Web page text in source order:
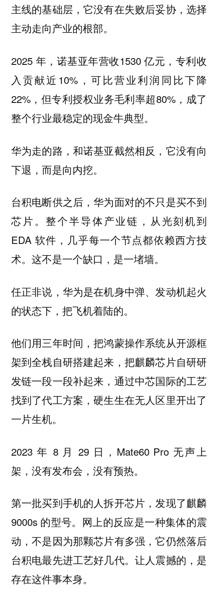
主线的基础层，它没有在失败后妥协，选择
主动走向产业的根部。
2025 年，诺基亚年营收1530 亿元，专利收
入贡献近10%，可比营业利润同比下降
22%，但专利授权业务毛利率超80%，成了
整个行业最稳定的现金牛典型。
华为走的路，和诺基亚截然相反，它没有向
下退，而是向内挖。
台积电断供之后，华为面对的不只是买不到
芯片。整个半导体产业链，从光刻机到
EDA 软件，几乎每一个节点都依赖西方技
术。这不是一个缺口，是一堵墙。
任正非说，华为是在机身中弹、发动机起火
的状态下，把飞机着陆的。
他们用三年时间，把鸿蒙操作系统从开源框
架到全栈自研搭建起来，把麒麟芯片自研研
发链一段一段补起来，通过中芯国际的工艺
找到了代工方案，硬生生在无人区里开出了
一片生机。
2023 年 8 月 29 日，Mate60 Pro 无声上
架，没有发布会，没有预热。
第一批买到手机的人拆开芯片，发现了麒麟
9000s 的型号。网上的反应是一种集体的震
动，不是因为那颗芯片有多强，它仍然落后
台积电最先进工艺好几代。让人震撼的，是
存在这件事本身。